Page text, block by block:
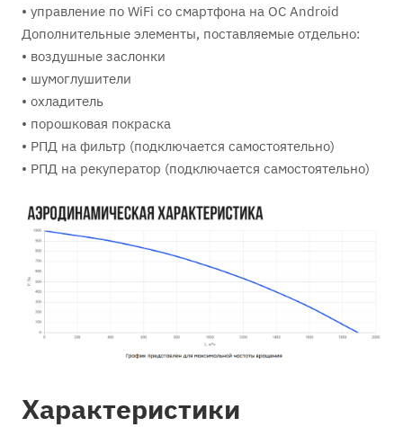
• управление по WiFi со смартфона на ОС Android
Дополнительные элементы, поставляемые отдельно:
• воздушные заслонки
• шумоглушители
• охладитель
• порошковая покраска
• РПД на фильтр (подключается самостоятельно)
• РПД на рекуператор (подключается самостоятельно)
Характеристики